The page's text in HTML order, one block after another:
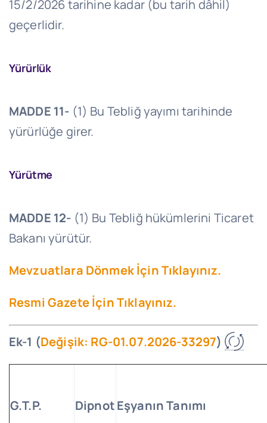
15/2/2026 tarihine kadar (bu tarih dâhil)
geçerlidir.
Yürürlük
MADDE 11- (1) Bu Tebliğ yayımı tarihinde
yürürlüğe girer.
Yürütme
MADDE 12- (1) Bu Tebliğ hükümlerini Ticaret
Bakanı yürütür.
Mevzuatlara Dönmek İçin Tıklayınız.
Resmi Gazete İçin Tıklayınız.
Ek-1 (Değişik: RG-01.07.2026-33297)
G.T.P. DipnotEşyanın Tanımı